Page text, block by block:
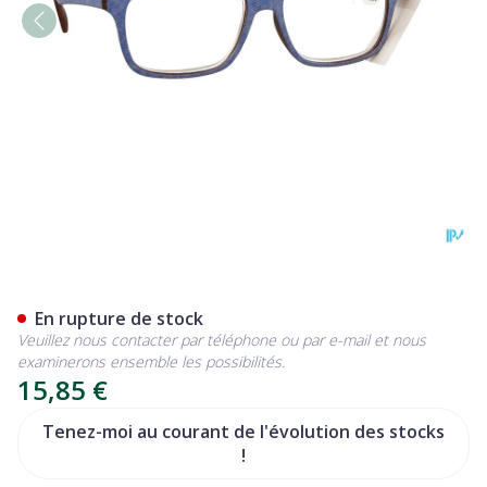
15,85 €
Tenez-moi au courant de l'évolution des stocks
!
En rupture de stock
Veuillez nous contacter par téléphone ou par e-mail et nous
examinerons ensemble les possibilités.